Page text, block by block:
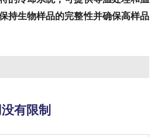
持生物样品的完整性并确保高样品
有限制